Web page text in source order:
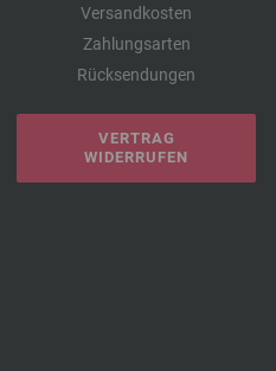
Versandkosten
Zahlungsarten
Rücksendungen
VERTRAG
WIDERRUFEN